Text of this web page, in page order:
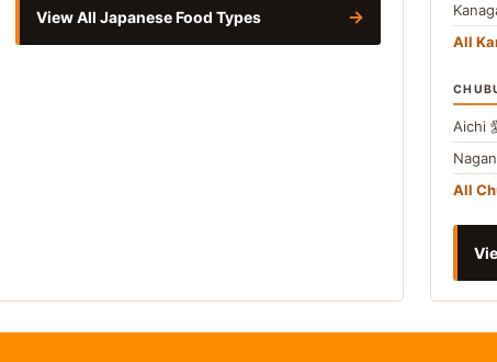
View All Japanese Food Types →
All
Aichi
All